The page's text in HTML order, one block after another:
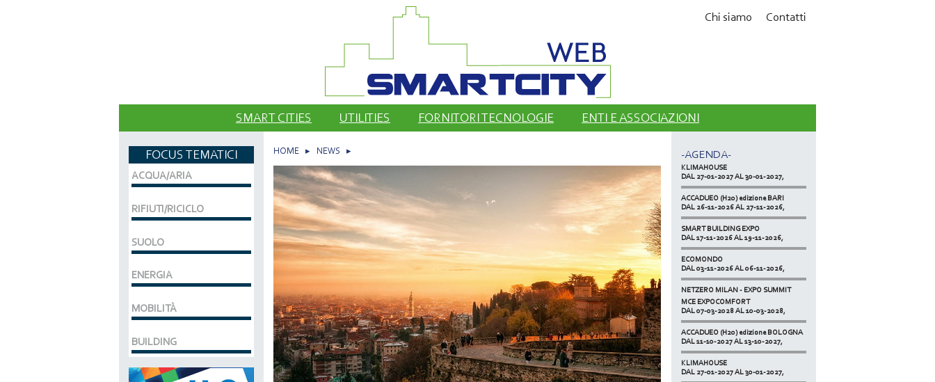
Chi siamo Contatti
SMART CITIES UTILITIES FORNITORI TECNOLOGIE ENTI E ASSOCIAZIONI
HOME ▸ NEWS ▸
FOCUS TEMATICI
ACQUA/ARIA
RIFIUTI/RICICLO
SUOLO
ENERGIA
MOBILITÀ
BUILDING
-AGENDA-
ACCADUEO (H20) edizione BOLOGNA
KLIMAHOUSE
DAL 27-01-2027 AL 30-01-2027,
ACCADUEO (H20) edizione BARI
DAL 26-11-2026 AL 27-11-2026,
SMART BUILDING EXPO
DAL 17-11-2026 AL 19-11-2026,
ECOMONDO
DAL 03-11-2026 AL 06-11-2026,
NETZERO MILAN - EXPO SUMMIT
DAL 20-10-2026 AL 22-10-2026,
MCE EXPOCOMFORT
DAL 07-03-2028 AL 10-03-2028,
ACCADUEO (H20) edizione BOLOGNA
DAL 11-10-2027 AL 13-10-2027,
KLIMAHOUSE
DAL 27-01-2027 AL 30-01-2027,